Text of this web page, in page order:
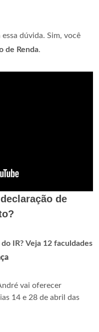
dúvida. Sim, você
de Renda.
de
do IR? Veja 12 faculdades
vai oferecer
14 e 28 de abril das